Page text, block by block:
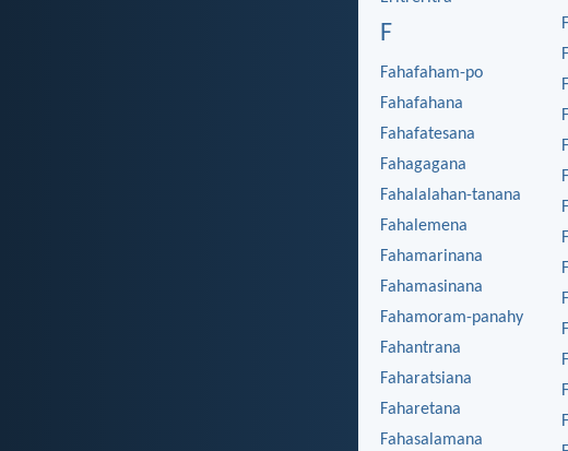
F
Fahafaham-po
Fahafahana
Fahafatesana
Fahagagana
Fahalalahan-tanana
Fahalemena
Fahamarinana
Fahamasinana
Fahamoram-panahy
Fahantrana
Faharatsiana
Faharetana
Fahasalamana